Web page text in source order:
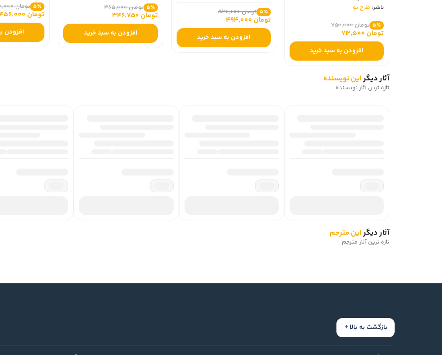
ناشر: طرح نو
5٪ تومان 750,000
تومان 712,500
افزودن به سبد خرید
5٪ تومان 520,000
تومان 494,000
افزودن به سبد خرید
5٪ تومان 365,000
تومان 346,750
افزودن به سبد خرید
5٪ تومان 480,000
تومان 456,000
افزودن
آثار دیگراین نویسنده
تازه ترین آثار نویسنده
آثار دیگراین مترجم
تازه ترین آثار مترجم
بازگشت به بالا